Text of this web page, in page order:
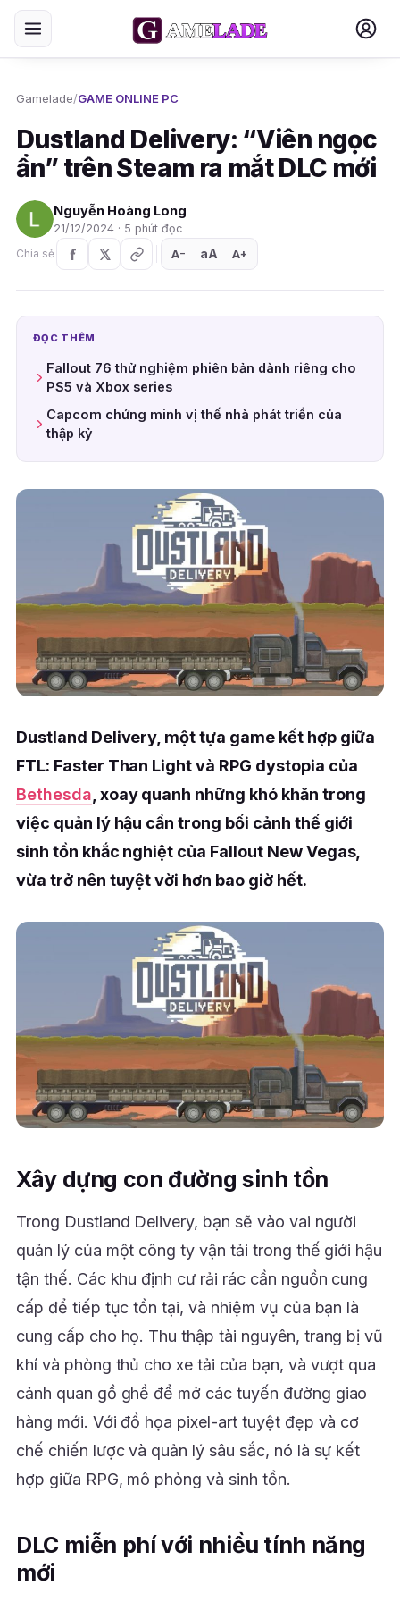
Gamelade/GAME ONLINE PC
Dustland Delivery: “Viên ngọc
ẩn” trên Steam ra mắt DLC mới
Nguyễn Hoàng Long
21/12/2024 · 5 phút đọc
Chia sẻ
A− aA A+
ĐỌC THÊM
Fallout 76 thử nghiệm phiên bản dành riêng cho
PS5 và Xbox series
Capcom chứng minh vị thế nhà phát triển của
thập kỷ
Dustland Delivery, một tựa game kết hợp giữa
FTL: Faster Than Light và RPG dystopia của
Bethesda , xoay quanh những khó khăn trong
việc quản lý hậu cần trong bối cảnh thế giới
sinh tồn khắc nghiệt của Fallout New Vegas,
vừa trở nên tuyệt vời hơn bao giờ hết.
Xây dựng con đường sinh tồn
Trong Dustland Delivery, bạn sẽ vào vai người
quản lý của một công ty vận tải trong thế giới hậu
tận thế. Các khu định cư rải rác cần nguồn cung
cấp để tiếp tục tồn tại, và nhiệm vụ của bạn là
cung cấp cho họ. Thu thập tài nguyên, trang bị vũ
khí và phòng thủ cho xe tải của bạn, và vượt qua
cảnh quan gồ ghề để mở các tuyến đường giao
hàng mới. Với đồ họa pixel-art tuyệt đẹp và cơ
chế chiến lược và quản lý sâu sắc, nó là sự kết
hợp giữa RPG, mô phỏng và sinh tồn.
DLC miễn phí với nhiều tính năng
mới